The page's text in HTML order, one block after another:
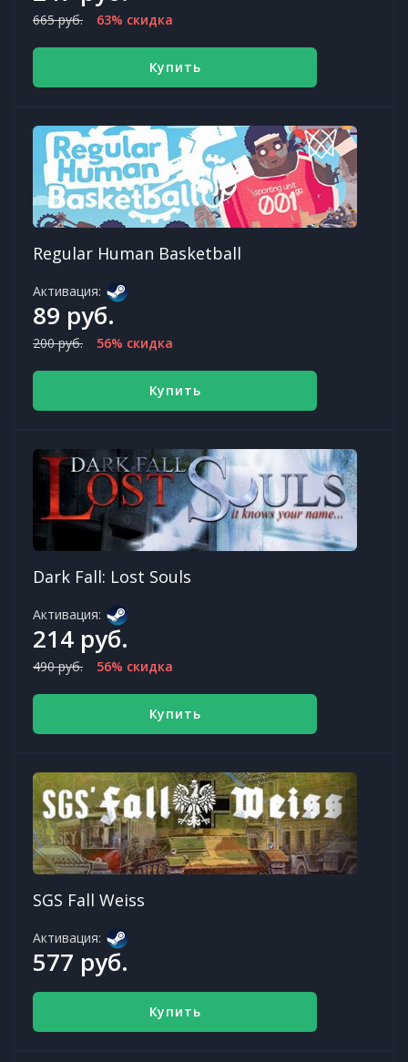
665 руб. 63% скидка
Купить
Regular Human Basketball
Активация:
89 руб.
200 руб. 56% скидка
Купить
Dark Fall: Lost Souls
Активация:
214 руб.
490 руб. 56% скидка
Купить
SGS Fall Weiss
Активация:
577 руб.
Купить